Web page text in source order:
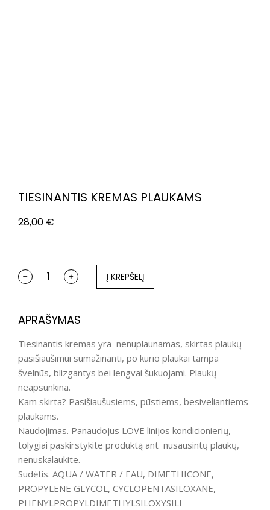
TIESINANTIS KREMAS PLAUKAMS
28,00 €
Į KREPŠELĮ
APRAŠYMAS
Tiesinantis kremas yra nenuplaunamas, skirtas plaukų
pasišiaušimui sumažinanti, po kurio plaukai tampa
švelnūs, blizgantys bei lengvai šukuojami. Plaukų
neapsunkina.
Kam skirta? Pasišiaušusiems, pūstiems, besiveliantiems
plaukams.
Naudojimas. Panaudojus LOVE linijos kondicionierių,
tolygiai paskirstykite produktą ant nusausintų plaukų,
nenuskalaukite.
Sudėtis. AQUA / WATER / EAU, DIMETHICONE,
PROPYLENE GLYCOL, CYCLOPENTASILOXANE,
PHENYLPROPYLDIMETHYLSILOXYSILI